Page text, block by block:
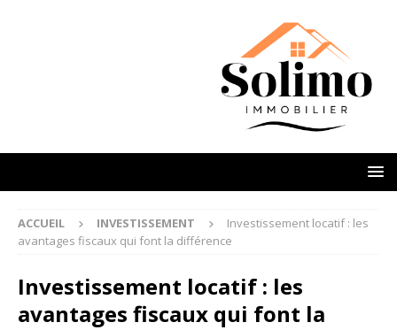
ACCUEIL INVESTISSEMENT
Investissement locatif : les
avantages fiscaux qui font la différence
Investissement locatif : les
avantages fiscaux qui font la